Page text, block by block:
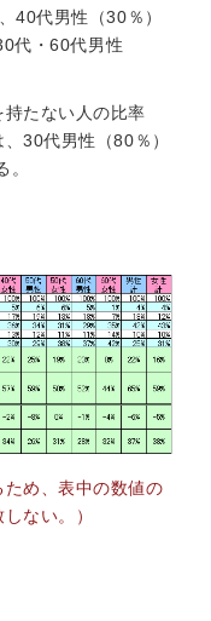
40代男性（30％）
代・60代男性
たない人の比率
30代男性（80％）
ため、表中の数値の
ない。）